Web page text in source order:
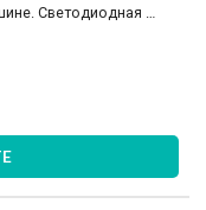
Светодиодная …